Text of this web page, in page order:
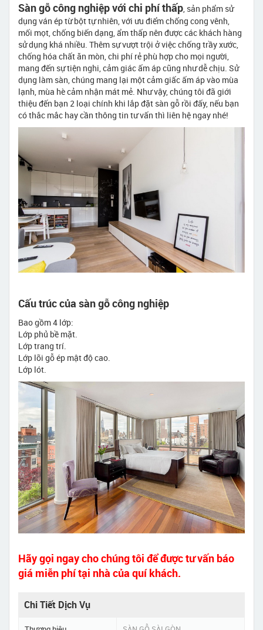
Sàn gỗ công nghiệp với chi phí thấp, sản phẩm sử
dụng ván ép từ bột tự nhiên, với ưu điểm chống cong vênh,
mối mọt, chống biến dạng, ẩm thấp nên được các khách hàng
sử dụng khá nhiều. Thêm sự vượt trội ở việc chống trầy xước,
chống hóa chất ăn mòn, chi phí rẻ phù hợp cho mọi người,
mang đến sự tiện nghi, cảm giác ấm áp cũng như dễ chịu. Sử
dụng làm sàn, chúng mang lại một cảm giấc ấm áp vào mùa
lạnh, mùa hè cảm nhận mát mẻ. Như vậy, chúng tôi đã giới
thiệu đến bạn 2 loại chính khi lắp đặt sàn gỗ rồi đấy, nếu bạn
có thắc mắc hay cần thông tin tư vấn thì liên hệ ngay nhé!
Cấu trúc của sàn gỗ công nghiệp
Bao gồm 4 lớp:
Lớp phủ bề mặt.
Lớp trang trí.
Lớp lõi gỗ ép mật độ cao.
Lớp lót.
Hãy gọi ngay cho chúng tôi để được tư vấn báo
giá miễn phí tại nhà của quí khách.
Chi Tiết Dịch Vụ